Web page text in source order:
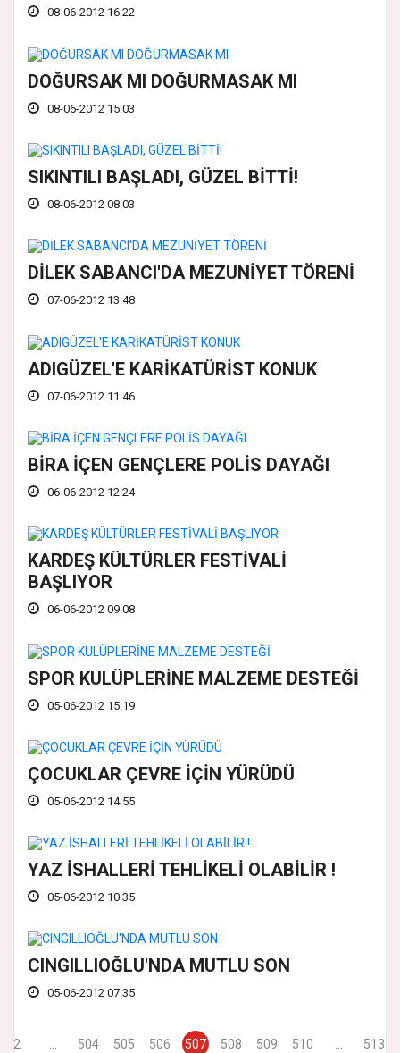
08-06-2012 16:22
DOĞURSAK MI DOĞURMASAK MI
08-06-2012 15:03
SIKINTILI BAŞLADI, GÜZEL BİTTİ!
08-06-2012 08:03
DİLEK SABANCI'DA MEZUNİYET TÖRENİ
07-06-2012 13:48
ADIGÜZEL'E KARİKATÜRİST KONUK
07-06-2012 11:46
BİRA İÇEN GENÇLERE POLİS DAYAĞI
06-06-2012 12:24
KARDEŞ KÜLTÜRLER FESTİVALİ
BAŞLIYOR
06-06-2012 09:08
SPOR KULÜPLERİNE MALZEME DESTEĞİ
05-06-2012 15:19
ÇOCUKLAR ÇEVRE İÇİN YÜRÜDÜ
05-06-2012 14:55
YAZ İSHALLERİ TEHLİKELİ OLABİLİR !
05-06-2012 10:35
CINGILLIOĞLU'NDA MUTLU SON
05-06-2012 07:35
2 ... 504 505 506 507 508 509 510 ... 513